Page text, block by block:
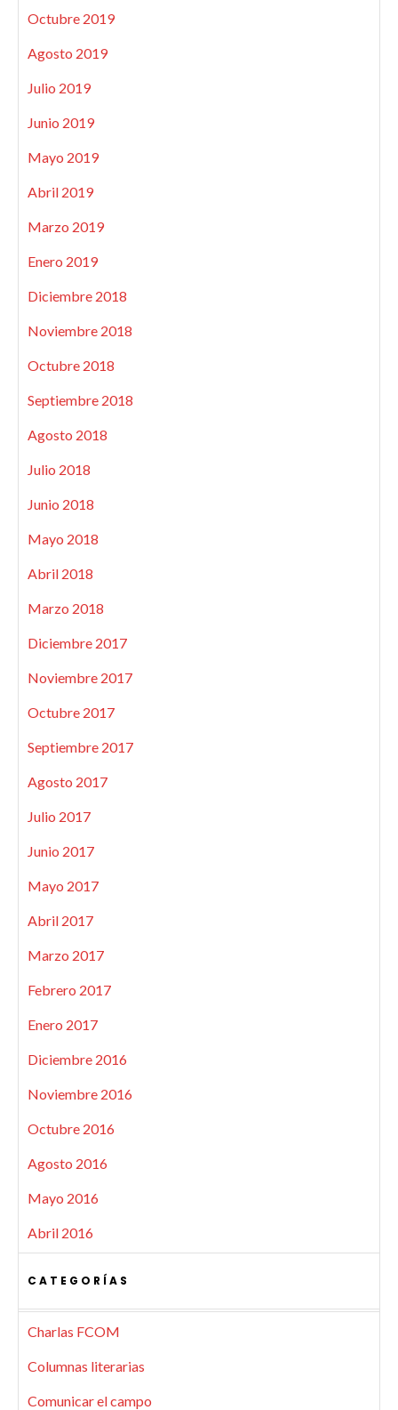
Octubre 2019
Agosto 2019
Julio 2019
Junio 2019
Mayo 2019
Abril 2019
Marzo 2019
Enero 2019
Diciembre 2018
Noviembre 2018
Octubre 2018
Septiembre 2018
Agosto 2018
Julio 2018
Junio 2018
Mayo 2018
Abril 2018
Marzo 2018
Diciembre 2017
Noviembre 2017
Octubre 2017
Septiembre 2017
Agosto 2017
Julio 2017
Junio 2017
Mayo 2017
Abril 2017
Marzo 2017
Febrero 2017
Enero 2017
Diciembre 2016
Noviembre 2016
Octubre 2016
Agosto 2016
Mayo 2016
Abril 2016
CATEGORÍAS
Charlas FCOM
Columnas literarias
Comunicar el campo